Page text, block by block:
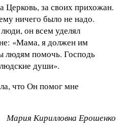
Церковь, за своих прихожан.
ничего было не надо.
он всем уделял
«Мама, я должен им
людям помочь. Господь
души».
что Он помог мне
Мария Кирилловна Ерошенко